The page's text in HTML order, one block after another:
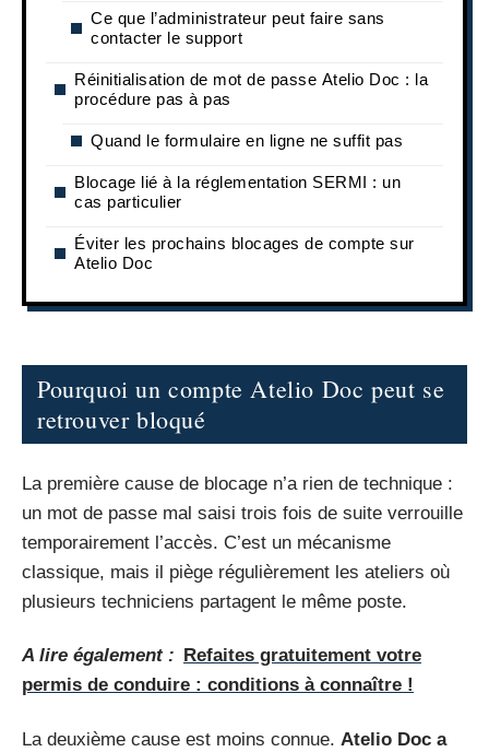
Ce que l’administrateur peut faire sans
contacter le support
Réinitialisation de mot de passe Atelio Doc : la
procédure pas à pas
Quand le formulaire en ligne ne suffit pas
Blocage lié à la réglementation SERMI : un
cas particulier
Éviter les prochains blocages de compte sur
Atelio Doc
Pourquoi un compte Atelio Doc peut se
retrouver bloqué
La première cause de blocage n’a rien de technique :
un mot de passe mal saisi trois fois de suite verrouille
temporairement l’accès. C’est un mécanisme
classique, mais il piège régulièrement les ateliers où
plusieurs techniciens partagent le même poste.
A lire également : Refaites gratuitement votre
permis de conduire : conditions à connaître !
La deuxième cause est moins connue. Atelio Doc a